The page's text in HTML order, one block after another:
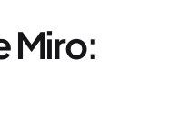
Miro: